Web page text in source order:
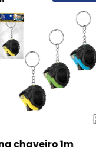
chaveiro 1m